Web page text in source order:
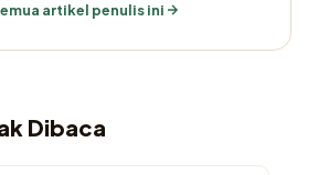
artikel penulis ini
Dibaca